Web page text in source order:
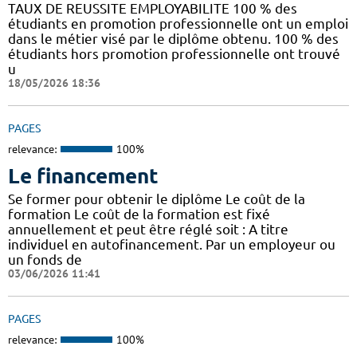
TAUX DE REUSSITE EMPLOYABILITE 100 % des
étudiants en promotion professionnelle ont un emploi
dans le métier visé par le diplôme obtenu. 100 % des
étudiants hors promotion professionnelle ont trouvé
u
18/05/2026 18:36
PAGES
relevance: 100%
Le financement
Se former pour obtenir le diplôme Le coût de la
formation Le coût de la formation est fixé
annuellement et peut être réglé soit : A titre
individuel en autofinancement. Par un employeur ou
un fonds de
03/06/2026 11:41
PAGES
relevance: 100%